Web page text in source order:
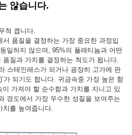
않습니다.
척 큽니다.
품질을 결정하는 가장 중요한 과정입
일하지 않으며, 95%의 플래티늄과 어떤
질과 가치를 결정하는 척도가 됩니다.
스테인레스가 되거나 굉장히 고가에 판
가 되기도 합니다. 귀금속중 가장 높은 함
가져야 할 순수함과 가치를 지니고 있
경도에서 가장 우수한 성질을 보여주는
를 높여줍니다.